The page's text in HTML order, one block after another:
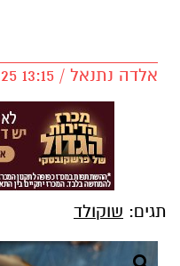
אלדה נתנאל / 13:15 03.08.25
תגים: שוקולד